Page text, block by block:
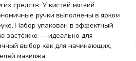
средств. У кистей мягкий
ручки выполнены в ярком
Набор упакован в эффектный
застёжке — идеально для
выбор как для начинающих,
макияжа.